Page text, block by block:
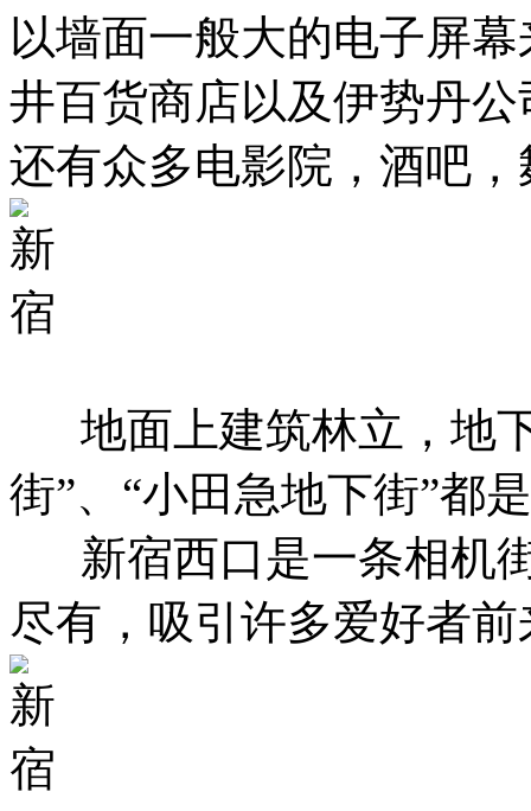
以墙面一般大的电子屏
井百货商店以及伊势丹
还有众多电影院，酒吧
地面上建筑林立，地
街”、“小田急地下街”都
新宿西口是一条相机
尽有，吸引许多爱好者